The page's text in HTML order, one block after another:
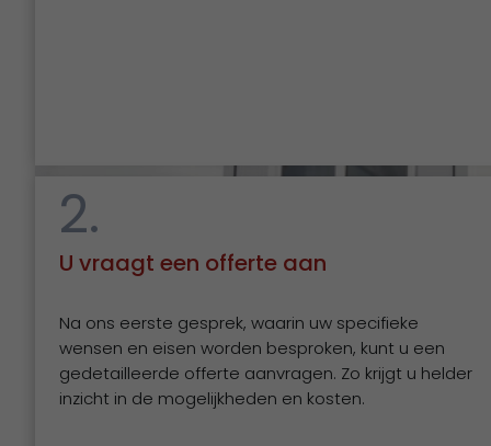
2.
U vraagt een offerte aan
Na ons eerste gesprek, waarin uw specifieke
wensen en eisen worden besproken, kunt u een
gedetailleerde offerte aanvragen. Zo krijgt u helder
inzicht in de mogelijkheden en kosten.